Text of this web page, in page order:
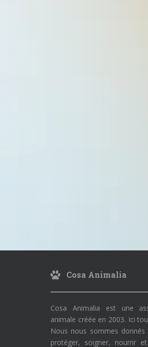
Cosa Animalia
Cosa Animalia est une
animale créée en 2003. Ici
Nous nous sommes
protéger, soigner, nourrir